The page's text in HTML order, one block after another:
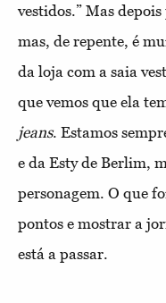
vestidos.” Mas
mas, de repente, é
da loja com a saia
que vemos que ela
jeans. Estamos
e da Esty de Berlim,
personagem. O que
pontos e mostrar a
está a passar.